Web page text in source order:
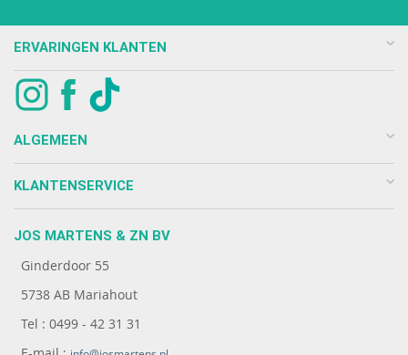
ERVARINGEN KLANTEN
ALGEMEEN
KLANTENSERVICE
JOS MARTENS & ZN BV
Ginderdoor 55
5738 AB Mariahout
Tel : 0499 - 42 31 31